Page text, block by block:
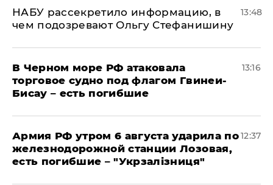
НАБУ рассекретило информацию, в
чем подозревают Ольгу Стефанишину
13:48
В Черном море РФ атаковала
торговое судно под флагом Гвинеи-
Бисау – есть погибшие
13:16
Армия РФ утром 6 августа ударила по
железнодорожной станции Лозовая,
есть погибшие – "Укрзалізниця"
12:37